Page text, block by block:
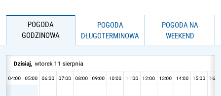
POGODA
GODZINOWA
POGODA
DŁUGOTERMINOWA
POGODA NA
WEEKEND